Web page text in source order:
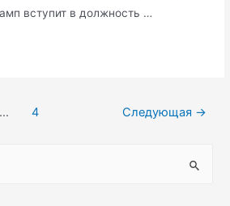
вступит в должность …
… 4 Следующая →